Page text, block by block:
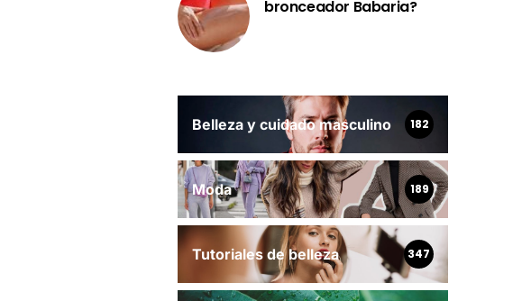
bronceador Babaria?
Belleza y cuidado masculino 182
Moda 189
Tutoriales de belleza 347